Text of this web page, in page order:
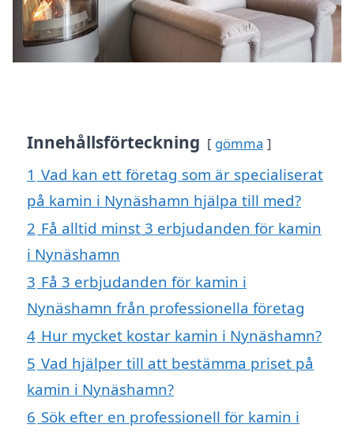
Innehållsförteckning gömma
1 Vad kan ett företag som är specialiserat
på kamin i Nynäshamn hjälpa till med?
2 Få alltid minst 3 erbjudanden för kamin
i Nynäshamn
3 Få 3 erbjudanden för kamin i
Nynäshamn från professionella företag
4 Hur mycket kostar kamin i Nynäshamn?
5 Vad hjälper till att bestämma priset på
kamin i Nynäshamn?
6 Sök efter en professionell för kamin i